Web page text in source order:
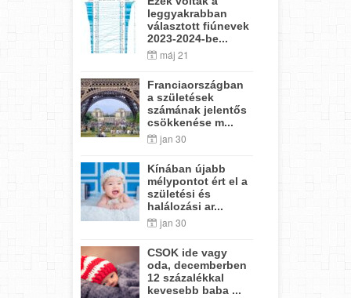
leggyakrabban
választott fiúnevek
2023-2024-be...
máj 21
Franciaországban
a születések
számának jelentős
csökkenése m...
jan 30
Kínában újabb
mélypontot ért el a
születési és
halálozási ar...
jan 30
CSOK ide vagy
oda, decemberben
12 százalékkal
kevesebb baba ...